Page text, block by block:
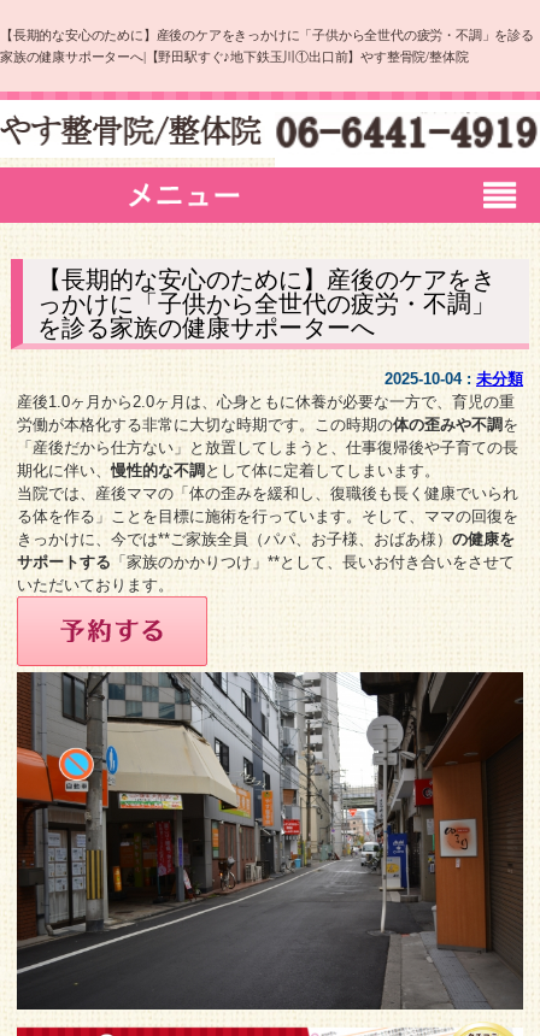
【長期的な安心のために】産後のケアをきっかけに「子供から全世代の疲労・不調」を診る
家族の健康サポーターへ|【野田駅すぐ♪地下鉄玉川①出口前】やす整骨院/整体院
【長期的な安心のために】産後のケアをき
っかけに「子供から全世代の疲労・不調」
を診る家族の健康サポーターへ
2025-10-04 :未分類
産後1.0ヶ月から2.0ヶ月は、心身ともに休養が必要な一方で、育児の重
労働が本格化する非常に大切な時期です。この時期の体の歪みや不調を
「産後だから仕方ない」と放置してしまうと、仕事復帰後や子育ての長
期化に伴い、慢性的な不調として体に定着してしまいます。
当院では、産後ママの「体の歪みを緩和し、復職後も長く健康でいられ
る体を作る」ことを目標に施術を行っています。そして、ママの回復を
きっかけに、今では**ご家族全員（パパ、お子様、おばあ様） の健康を
サポートする 「家族のかかりつけ」**として、長いお付き合いをさせて
いただいております。